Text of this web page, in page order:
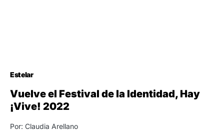
Estelar
Vuelve el Festival de la Identidad, Hay
¡Vive! 2022
Por: Claudia Arellano